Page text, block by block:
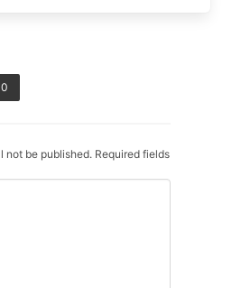
0
not be published. Required fields